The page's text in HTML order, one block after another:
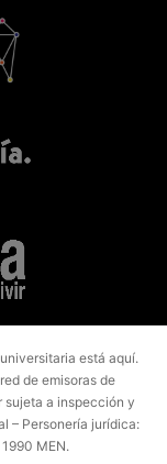
está aquí.
de emisoras de
sujeta a inspección y
– Personería jurídica:
MEN.